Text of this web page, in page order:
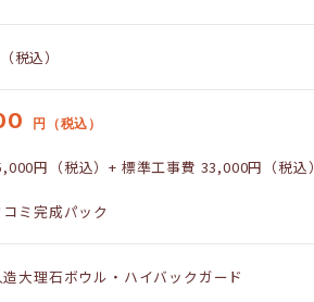
税込）
円（税込）
円（税込）+ 標準工事費 33,000円（税込）
ミ完成パック
大理石ボウル・ハイバックガード